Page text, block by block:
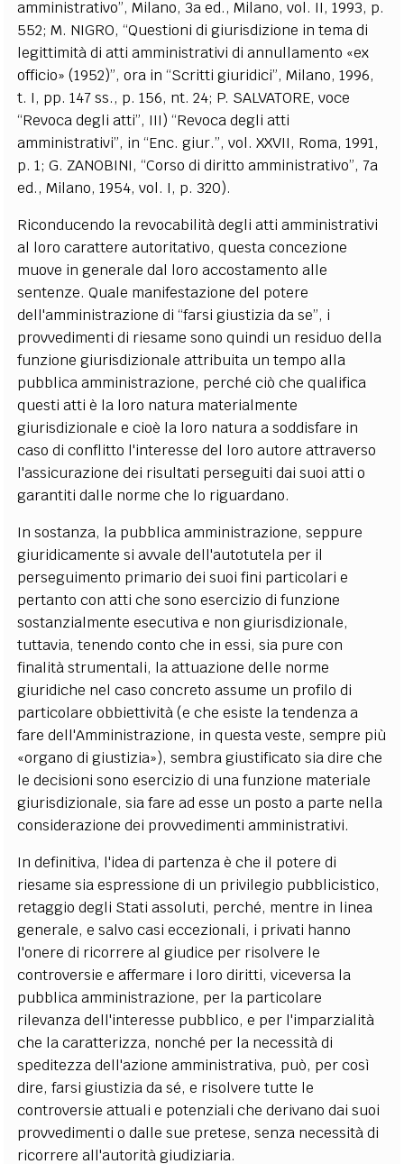
amministrativo”, Milano, 3a ed., Milano, vol. II, 1993, p.
552; M. NIGRO, “Questioni di giurisdizione in tema di
legittimità di atti amministrativi di annullamento «ex
officio» (1952)”, ora in “Scritti giuridici”, Milano, 1996,
t. I, pp. 147 ss., p. 156, nt. 24; P. SALVATORE, voce
“Revoca degli atti”, III) “Revoca degli atti
amministrativi”, in “Enc. giur.”, vol. XXVII, Roma, 1991,
p. 1; G. ZANOBINI, “Corso di diritto amministrativo”, 7a
ed., Milano, 1954, vol. I, p. 320).
Riconducendo la revocabilità degli atti amministrativi
al loro carattere autoritativo, questa concezione
muove in generale dal loro accostamento alle
sentenze. Quale manifestazione del potere
dell'amministrazione di “farsi giustizia da se”, i
provvedimenti di riesame sono quindi un residuo della
funzione giurisdizionale attribuita un tempo alla
pubblica amministrazione, perché ciò che qualifica
questi atti è la loro natura materialmente
giurisdizionale e cioè la loro natura a soddisfare in
caso di conflitto l'interesse del loro autore attraverso
l'assicurazione dei risultati perseguiti dai suoi atti o
garantiti dalle norme che lo riguardano.
In sostanza, la pubblica amministrazione, seppure
giuridicamente si avvale dell'autotutela per il
perseguimento primario dei suoi fini particolari e
pertanto con atti che sono esercizio di funzione
sostanzialmente esecutiva e non giurisdizionale,
tuttavia, tenendo conto che in essi, sia pure con
finalità strumentali, la attuazione delle norme
giuridiche nel caso concreto assume un profilo di
particolare obbiettività (e che esiste la tendenza a
fare dell'Amministrazione, in questa veste, sempre più
«organo di giustizia»), sembra giustificato sia dire che
le decisioni sono esercizio di una funzione materiale
giurisdizionale, sia fare ad esse un posto a parte nella
considerazione dei provvedimenti amministrativi.
In definitiva, l'idea di partenza è che il potere di
riesame sia espressione di un privilegio pubblicistico,
retaggio degli Stati assoluti, perché, mentre in linea
generale, e salvo casi eccezionali, i privati hanno
l'onere di ricorrere al giudice per risolvere le
controversie e affermare i loro diritti, viceversa la
pubblica amministrazione, per la particolare
rilevanza dell'interesse pubblico, e per l'imparzialità
che la caratterizza, nonché per la necessità di
speditezza dell'azione amministrativa, può, per così
dire, farsi giustizia da sé, e risolvere tutte le
controversie attuali e potenziali che derivano dai suoi
provvedimenti o dalle sue pretese, senza necessità di
ricorrere all'autorità giudiziaria.